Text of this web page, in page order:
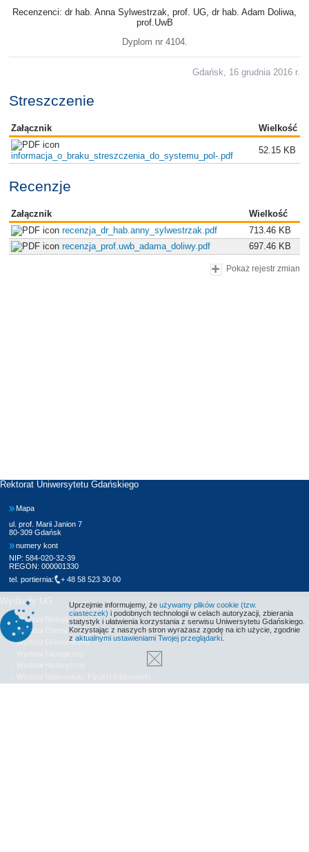
Recenzenci: dr hab. Anna Sylwestrzak, prof. UG, dr hab. Adam Doliwa,
prof.UwB
Dyplom nr 4104.
Gdańsk, 16 grudnia 2016 r.
Streszczenie
Załącznik Wielkość
informacja_o_braku_streszczenia_do_systemu_pol-.pdf
52.15 KB
Recenzje
Załącznik
Wielkość
recenzja_dr_hab.anny_sylwestrzak.pdf
713.46 KB
recenzja_prof.uwb_adama_doliwy.pdf
697.46 KB
Pokaż rejestr zmian
Rektorat Uniwersytetu Gdańskiego
Mapa
ul. prof. Marii Janion 7
80-309 Gdańsk
numery kont
NIP: 584-020-32-39
REGON: 000001330
tel. portiernia:
+ 48 58 523 30 00
Wydziały UG
Wydział Biologii
Wydział Chemii
Wydział Ekonomiczny
Uprzejmie informujemy, że używamy plików cookie (tzw.
ciasteczek) i podobnych technologii w celach autoryzacji, zbierania
statystyk i ułatwienia korzystania z serwisu Uniwersytetu Gdańskiego.
Korzystając z naszych stron wyrażasz zgodę na ich użycie, zgodnie
z aktualnymi ustawieniami Twojej przeglądarki